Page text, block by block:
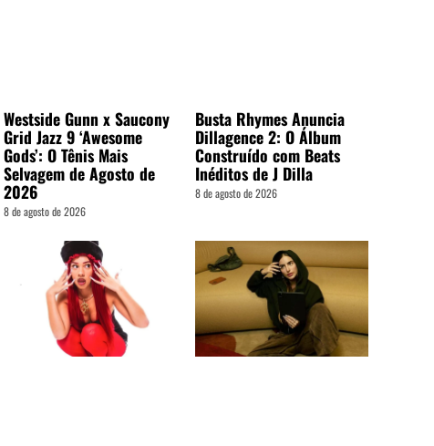
Westside Gunn x Saucony
Grid Jazz 9 ‘Awesome
Gods’: O Tênis Mais
Selvagem de Agosto de
2026
8 de agosto de 2026
Busta Rhymes Anuncia
Dillagence 2: O Álbum
Construído com Beats
Inéditos de J Dilla
8 de agosto de 2026